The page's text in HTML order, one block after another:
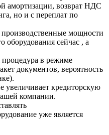
амортизации, возврат НДС
но и с переплат по
мощности
оборудования сейчас , а
в режиме
документов, вероятность
увеличивает кредиторскую
компании.
уже является